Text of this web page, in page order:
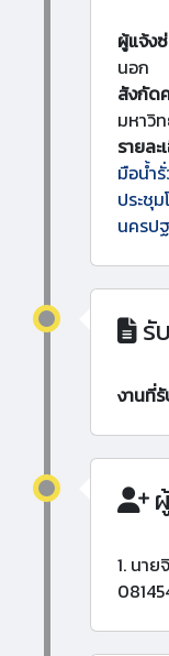
ผู้แจ้ง
นอก
สังกัด
มหาวิ
รายละ
มือน้ำ
ประชุ
นครป
รั
งานที่
1. นา